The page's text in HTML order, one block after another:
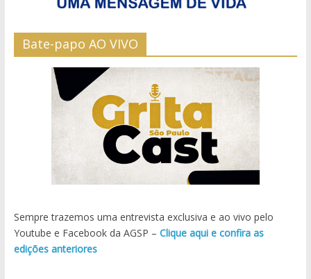
Bate-papo AO VIVO
Sempre trazemos uma entrevista exclusiva e ao vivo pelo
Youtube e Facebook da AGSP – Clique aqui e confira as
edições anteriores